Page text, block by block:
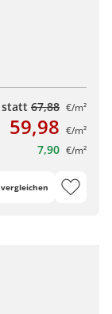
statt 67,88 €/m²
59,98 €/m²
7,90 €/m²
vergleichen